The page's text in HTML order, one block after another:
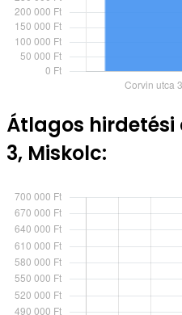
Átlagos
3, Miskolc: